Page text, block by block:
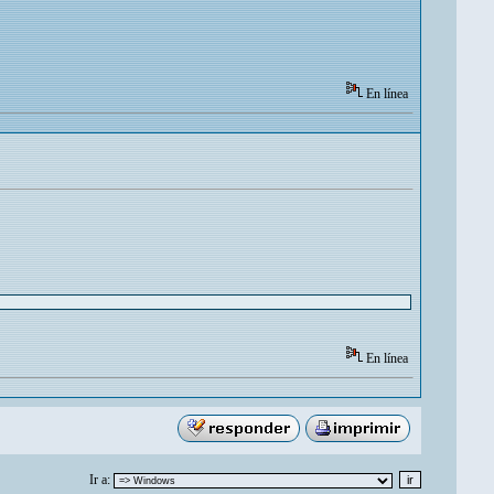
En línea
En línea
Ir a: